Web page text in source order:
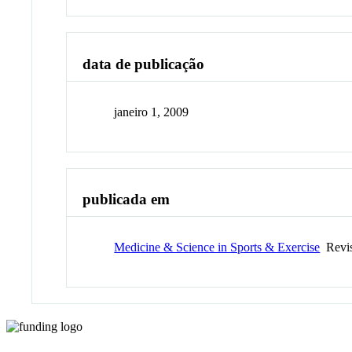
data de publicação
janeiro 1, 2009
publicada em
Medicine & Science in Sports & Exercise